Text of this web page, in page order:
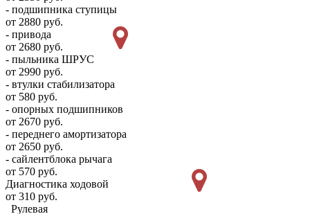
- подшипника ступицы
от 2880 руб.
- привода
от 2680 руб.
- пыльника ШРУС
от 2990 руб.
- втулки стабилизатора
от 580 руб.
- опорных подшипников
от 2670 руб.
- переднего амортизатора
от 2650 руб.
- сайлентблока рычага
от 570 руб.
Диагностика ходовой
от 310 руб.
Рулевая